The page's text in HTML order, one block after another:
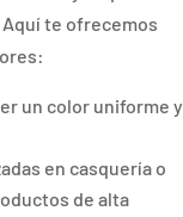
te ofrecemos
un color uniforme y
en casquería o
de alta